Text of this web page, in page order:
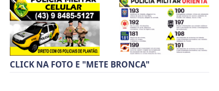
CLICK NA FOTO E "METE BRONCA"